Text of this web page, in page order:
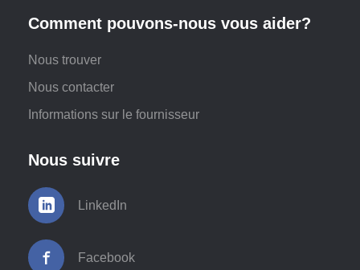
Comment pouvons-nous vous aider?
Nous trouver
Nous contacter
Informations sur le fournisseur
Nous suivre
LinkedIn
Facebook